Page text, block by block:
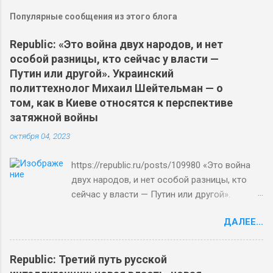
Популярные сообщения из этого блога
Republic: «Это война двух народов, и нет
особой разницы, кто сейчас у власти —
Путин или другой». Украинский
политтехнолог Михаил Шейтельман — о
том, как в Киеве относятся к перспективе
затяжной войны
октября 04, 2023
https://republic.ru/posts/109980 «Это война
двух народов, и нет особой разницы, кто
сейчас у власти — Путин или другой».
Шейтельман — о том, как в Киеве относятся
к перспективе затяжной войны Евгений
Сеньшин День защитников Украины в Киеве,
1 октября Фото: President Of Ukraine /
ДАЛЕЕ...
Republic: Третий путь русской